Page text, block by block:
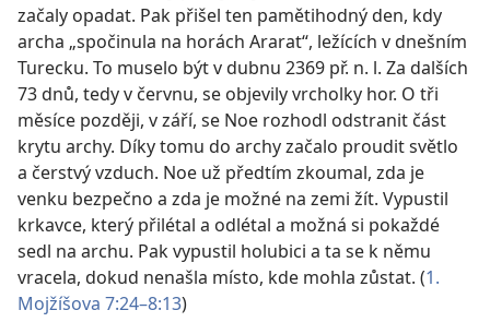
začaly opadat. Pak přišel ten pamětihodný den, kdy
archa „spočinula na horách Ararat“, ležících v dnešním
Turecku. To muselo být v dubnu 2369 př. n. l. Za dalších
73 dnů, tedy v červnu, se objevily vrcholky hor. O tři
měsíce později, v září, se Noe rozhodl odstranit část
krytu archy. Díky tomu do archy začalo proudit světlo
a čerstvý vzduch. Noe už předtím zkoumal, zda je
venku bezpečno a zda je možné na zemi žít. Vypustil
krkavce, který přilétal a odlétal a možná si pokaždé
sedl na archu. Pak vypustil holubici a ta se k němu
vracela, dokud nenašla místo, kde mohla zůstat. (1.
Mojžíšova 7:24–8:13)